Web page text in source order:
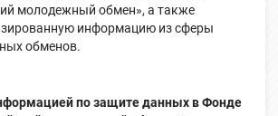
молодежный обмен», а также
информацию из сферы
обменов.
по защите данных в Фонде